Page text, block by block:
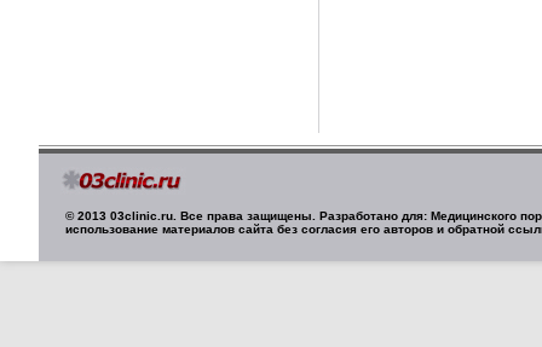
© 2013 03clinic.ru. Все права защищены. Разработано для: Медицинского
использование материалов сайта без согласия его авторов и обратной